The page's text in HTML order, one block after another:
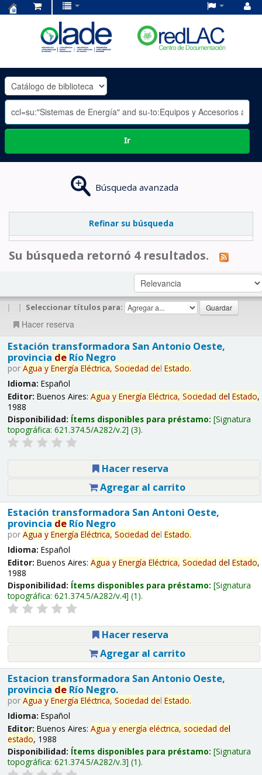
OLADE
-
Ir
Búsqueda avanzada
Refinar su búsqueda
Su búsqueda retornó 4 resultados.
| | Seleccionar títulos para:
Hacer reserva
Estación transformadora San Antonio Oeste,
provincia deRío Negro
por Agua y Energía Eléctrica, Sociedad del Estado.
Idioma: Español
Editor: Buenos Aires: Agua y Energía Eléctrica, Sociedad del Estado,
1988
Disponibilidad: Ítems disponibles para préstamo: Signatura
topográfica: 621.374.5/A282/v.2 (3).
Hacer reserva
Agregar al carrito
Estación transformadora San Antoni Oeste,
provincia deRío Negro
por Agua y Energía Eléctrica, Sociedad del Estado.
Idioma: Español
Editor: Buenos Aires: Agua y Energía Eléctrica, Sociedad del Estado,
1988
Disponibilidad: Ítems disponibles para préstamo: Signatura
topográfica: 621.374.5/A282/v.4 (1).
Hacer reserva
Agregar al carrito
Estacion transformadora San Antonio Oeste,
provincia deRío Negro.
por Agua y Energía Eléctrica, Sociedad del Estado.
Idioma: Español
Editor: Buenos Aires: Agua y energía eléctrica, sociedad del
estado, 1988
Disponibilidad: Ítems disponibles para préstamo: Signatura
topográfica: 621.374.5/A282/v.3 (1).